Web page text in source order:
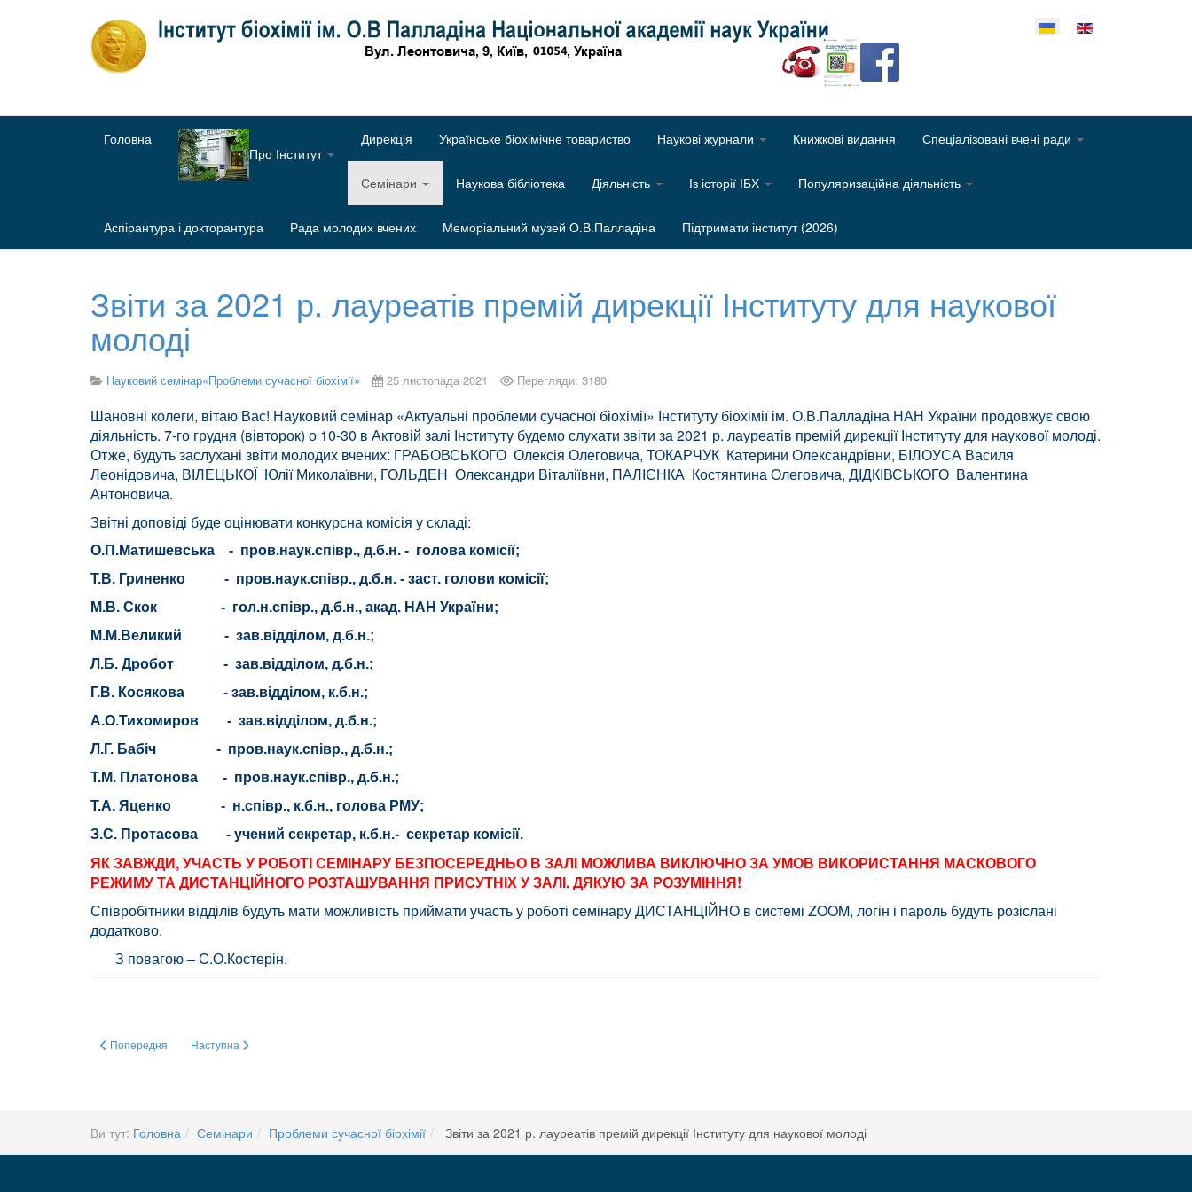
Оберіть свою мову
Головна
Про Інститут
Дирекція Українське біохімічне товариство Наукові журнали Книжкові видання Спеціалізовані вчені ради
Семінари Наукова бібліотека Діяльність Із історії ІБХ Популяризаційна діяльність
Аспірантура і докторантура Рада молодих вчених Меморіальний музей О.В.Палладіна Підтримати інститут (2026)
Звіти за 2021 р. лауреатів премій дирекції Інституту для наукової
молоді
Науковий семінар«Проблеми сучасної біохімії» 25 листопада 2021 Перегляди: 3180
Шановні колеги, вітаю Вас! Науковий семінар «Актуальні проблеми сучасної біохімії» Інституту біохімії ім. О.В.Палладіна НАН України продовжує свою
діяльність. 7-го грудня (вівторок) о 10-30 в Актовій залі Інституту будемо слухати звіти за 2021 р. лауреатів премій дирекції Інституту для наукової молоді.
Отже, будуть заслухані звіти молодих вчених: ГРАБОВСЬКОГО Олексія Олеговича, ТОКАРЧУК Катерини Олександрівни, БІЛОУСА Василя
Леонідовича, ВІЛЕЦЬКОЇ Юлії Миколаївни, ГОЛЬДЕН Олександри Віталіївни, ПАЛІЄНКА Костянтина Олеговича, ДІДКІВСЬКОГО Валентина
Антоновича.
Звітні доповіді буде оцінювати конкурсна комісія у складі:
О.П.Матишевська - пров.наук.співр., д.б.н. - голова комісії;
Т.В. Гриненко - пров.наук.співр., д.б.н. - заст. голови комісії;
М.В. Скок - гол.н.співр., д.б.н., акад. НАН України;
М.М.Великий - зав.відділом, д.б.н.;
Л.Б. Дробот - зав.відділом, д.б.н.;
Г.В. Косякова - зав.відділом, к.б.н.;
А.О.Тихомиров - зав.відділом, д.б.н.;
Л.Г. Бабіч - пров.наук.співр., д.б.н.;
Т.М. Платонова - пров.наук.співр., д.б.н.;
Т.А. Яценко - н.співр., к.б.н., голова РМУ;
З.С. Протасова - учений секретар, к.б.н.- секретар комісії.
ЯК ЗАВЖДИ, УЧАСТЬ У РОБОТІ СЕМІНАРУ БЕЗПОСЕРЕДНЬО В ЗАЛІ МОЖЛИВА ВИКЛЮЧНО ЗА УМОВ ВИКОРИСТАННЯ МАСКОВОГО
РЕЖИМУ ТА ДИСТАНЦІЙНОГО РОЗТАШУВАННЯ ПРИСУТНІХ У ЗАЛІ. ДЯКУЮ ЗА РОЗУМІННЯ!
Співробітники відділів будуть мати можливість приймати участь у роботі семінару ДИСТАНЦІЙНО в системі ZOOM, логін і пароль будуть розіслані
додатково.
З повагою – С.О.Костерін.
Попередня стаття: З НОВИМ РОКОМ!
Попередня Наступна стаття: С.О. Костерін, С.О. Карахім «БІОХІМІЧНА КІНЕТИКА», К.: Наукова думка, 310 с. ISSN 978-966-00-1779-5
Наступна
Ви тут: Головна Семінари Проблеми сучасної біохімії Звіти за 2021 р. лауреатів премій дирекції Інституту для наукової молоді